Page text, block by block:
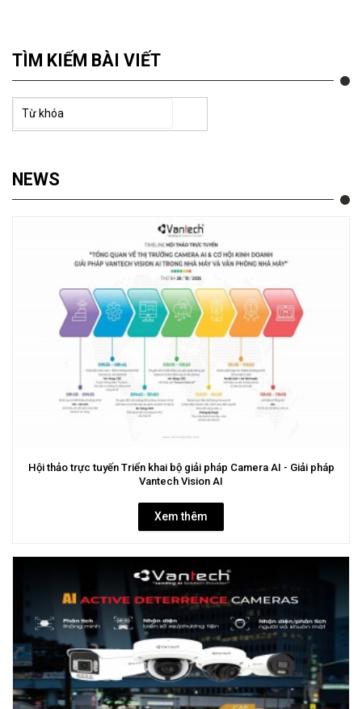
TÌM KIẾM BÀI VIẾT
NEWS
Hội thảo trực tuyến Triển khai bộ giải pháp Camera AI - Giải pháp
Vantech Vision AI
Xem thêm